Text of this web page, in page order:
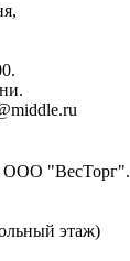
ООО "ВесТорг".
этаж)